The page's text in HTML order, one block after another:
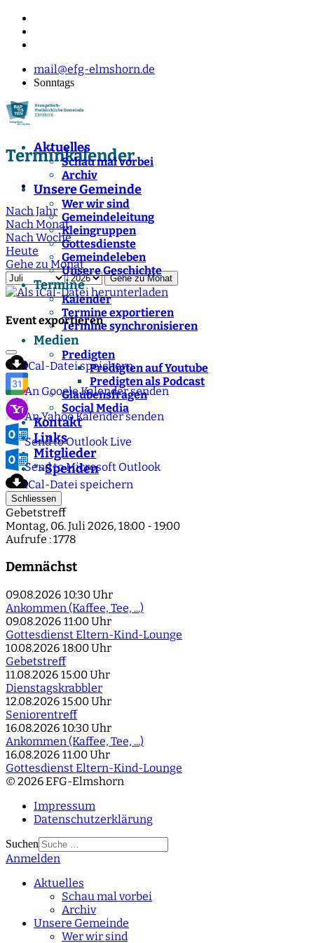
mail@efg-elmshorn.de
Sonntags
Aktuelles
Schau mal vorbei
Archiv
Unsere Gemeinde
Wer wir sind
Gemeindeleitung
Kleingruppen
Gottesdienste
Gemeindeleben
Unsere Geschichte
Termine
Kalender
Termine exportieren
Termine synchronisieren
Medien
Predigten
Predigten auf Youtube
Predigten als Podcast
Glaubensfragen
Social Media
Kontakt
Links
Mitglieder
">Spenden
Terminkalender
Nach Jahr
Nach Monat
Nach Woche
Heute
Gehe zu Monat
Gehe zu Monat
Event exportieren
iCal-Datei speichern
An Google Kalender senden
An Yahoo Kalender senden
Send to Outlook Live
Send to Microsoft Outlook
iCal-Datei speichern
Schliessen
Gebetstreff
Montag, 06. Juli 2026, 18:00 - 19:00
Aufrufe : 1778
Demnächst
09.08.2026 10:30 Uhr
Ankommen (Kaffee, Tee, ...)
09.08.2026 11:00 Uhr
Gottesdienst Eltern-Kind-Lounge
10.08.2026 18:00 Uhr
Gebetstreff
11.08.2026 15:00 Uhr
Dienstagskrabbler
12.08.2026 15:00 Uhr
Seniorentreff
16.08.2026 10:30 Uhr
Ankommen (Kaffee, Tee, ...)
16.08.2026 11:00 Uhr
Gottesdienst Eltern-Kind-Lounge
© 2026 EFG-Elmshorn
Impressum
Datenschutzerklärung
Suchen
Type 2 or more
Anmelden
Aktuelles
Schau mal vorbei
Archiv
Unsere Gemeinde
Wer wir sind